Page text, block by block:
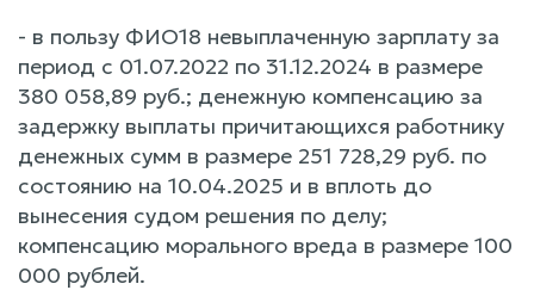
- в пользу ФИО18 невыплаченную зарплату за
период с 01.07.2022 по 31.12.2024 в размере
380 058,89 руб.; денежную компенсацию за
задержку выплаты причитающихся работнику
денежных сумм в размере 251 728,29 руб. по
состоянию на 10.04.2025 и в вплоть до
вынесения судом решения по делу;
компенсацию морального вреда в размере 100
000 рублей.